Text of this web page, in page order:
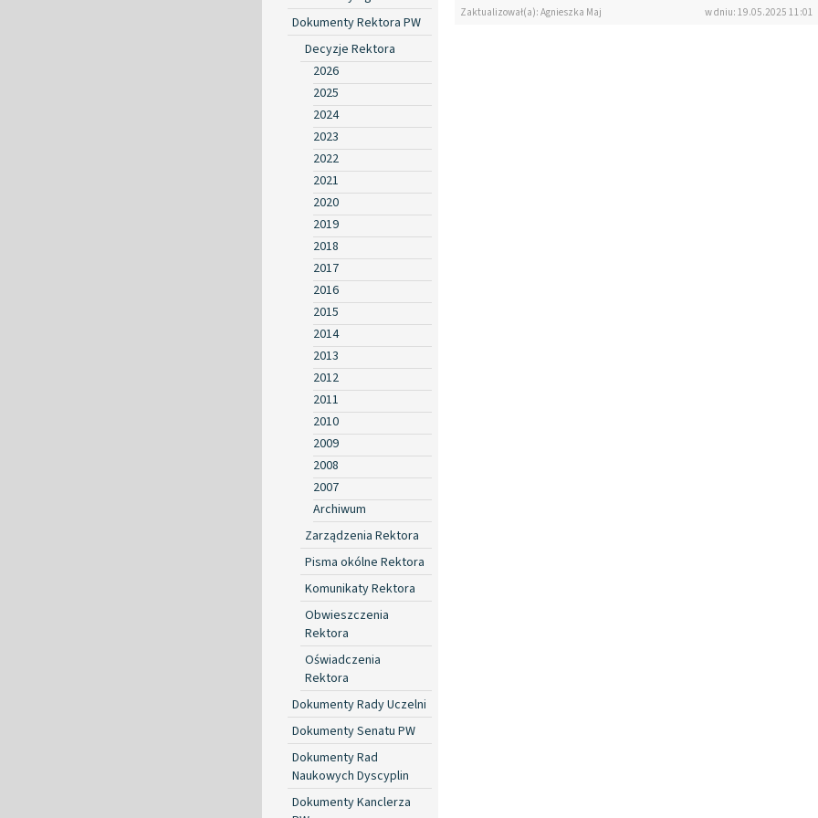
Dokumenty Rektora PW
Decyzje Rektora
2026
2025
2024
2023
2022
2021
2020
2019
2018
2017
2016
2015
2014
2013
2012
2011
2010
2009
2008
2007
Archiwum
Zarządzenia Rektora
Pisma okólne Rektora
Komunikaty Rektora
Obwieszczenia
Rektora
Oświadczenia
Rektora
Dokumenty Rady Uczelni
Dokumenty Senatu PW
Dokumenty Rad
Naukowych Dyscyplin
Dokumenty Kanclerza
Zaktualizował(a): Agnieszka Maj w dniu: 19.05.2025 11:01